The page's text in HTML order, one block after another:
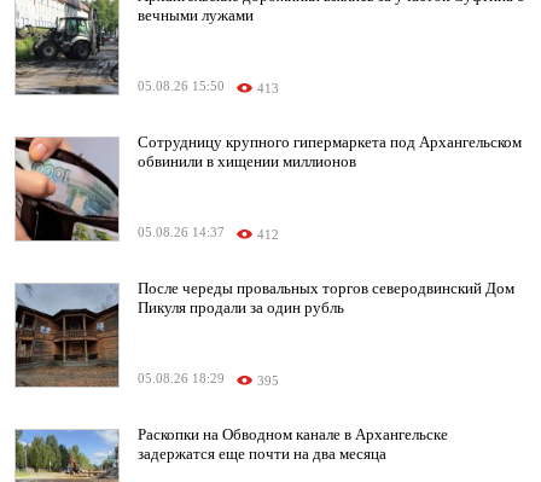
вечными лужами
05.08.26 15:50 413
Сотрудницу крупного гипермаркета под Архангельском
обвинили в хищении миллионов
05.08.26 14:37 412
После череды провальных торгов северодвинский Дом
Пикуля продали за один рубль
05.08.26 18:29 395
Раскопки на Обводном канале в Архангельске
задержатся еще почти на два месяца